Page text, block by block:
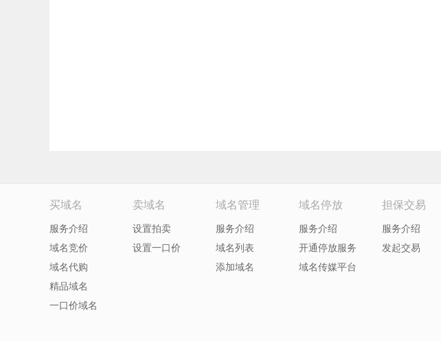
买域名
服务介绍
域名竞价
域名代购
精品域名
一口价域名
卖域名
设置拍卖
设置一口价
域名管理
服务介绍
域名列表
添加域名
域名停放
服务介绍
开通停放服务
域名传媒平台
担保交易
服务介绍
发起交易